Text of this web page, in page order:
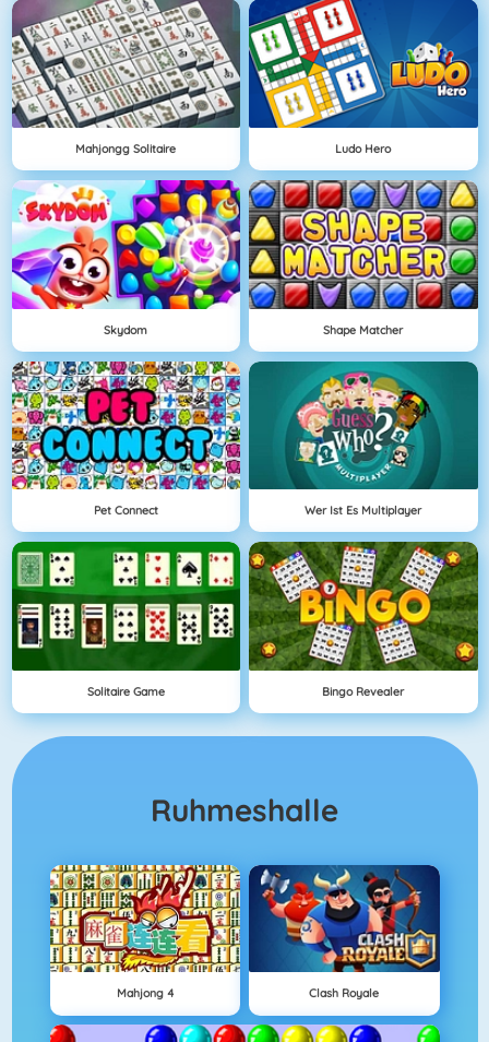
Mahjongg Solitaire Ludo Hero
Skydom Shape Matcher
Pet Connect Wer Ist Es Multiplayer
Solitaire Game Bingo Revealer
Ruhmeshalle
Mahjong 4 Clash Royale